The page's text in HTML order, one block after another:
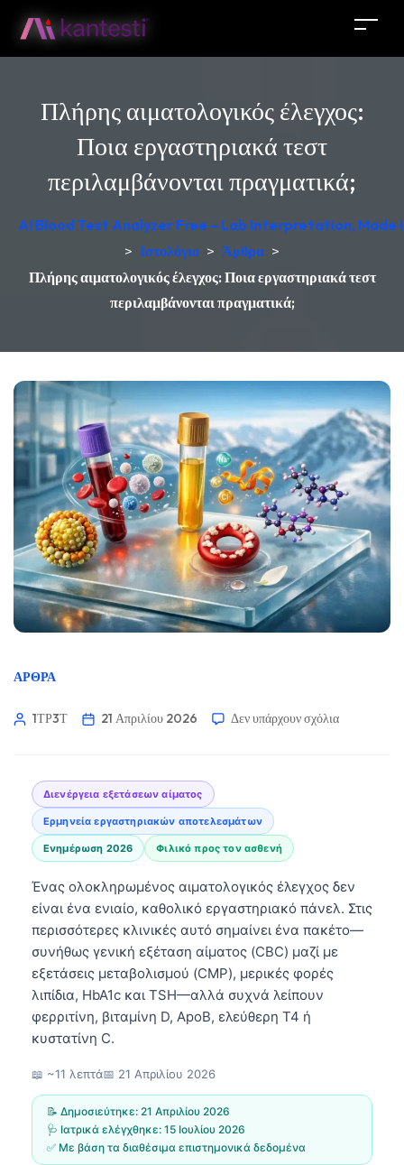
Πλήρης αιματολογικός έλεγχος:
Ποια εργαστηριακά τεστ
περιλαμβάνονται πραγματικά;
AI Blood Test Analyzer Free – Lab Interpretation, Made
> Ιστολόγιο > Άρθρα >
Πλήρης αιματολογικός έλεγχος: Ποια εργαστηριακά τεστ
περιλαμβάνονται πραγματικά;
ΆΡΘΡΑ
1ΤΡ3Τ 21 Απριλίου 2026 Δεν υπάρχουν σχόλια
Διενέργεια εξετάσεων αίματος
Ερμηνεία εργαστηριακών αποτελεσμάτων
Ενημέρωση 2026 Φιλικό προς τον ασθενή
Ένας ολοκληρωμένος αιματολογικός έλεγχος δεν
είναι ένα ενιαίο, καθολικό εργαστηριακό πάνελ. Στις
περισσότερες κλινικές αυτό σημαίνει ένα πακέτο—
συνήθως γενική εξέταση αίματος (CBC) μαζί με
εξετάσεις μεταβολισμού (CMP), μερικές φορές
λιπίδια, HbA1c και TSH—αλλά συχνά λείπουν
φερριτίνη, βιταμίνη D, ApoB, ελεύθερη T4 ή
κυστατίνη C.
📖 ~11 λεπτά📅 21 Απριλίου 2026
📝 Δημοσιεύτηκε: 21 Απριλίου 2026
🩺 Ιατρικά ελέγχθηκε: 15 Ιουλίου 2026
✅ Με βάση τα διαθέσιμα επιστημονικά δεδομένα